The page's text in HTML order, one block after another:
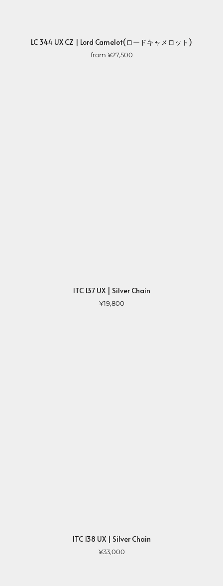
LC 344 UX CZ | Lord Camelot(ロードキャメロット)
from ¥27,500
ITC 137 UX | Silver Chain
¥19,800
ITC 138 UX | Silver Chain
¥33,000